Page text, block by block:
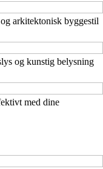
arkitektonisk byggestil
og kunstig belysning
med dine